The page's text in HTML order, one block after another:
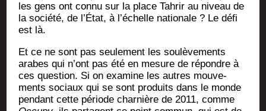
les gens ont connu sur la place Tah­rir au niveau de
la socié­té, de l’État, à l’échelle natio­nale ? Le défi
est là.
Et ce ne sont pas seule­ment les sou­lè­ve­ments
arabes qui n’ont pas été en mesure de répondre à
ces ques­tion. Si on exa­mine les autres mou­ve­
ments sociaux qui se sont pro­duits dans le monde
pen­dant cette période char­nière de 2011, comme